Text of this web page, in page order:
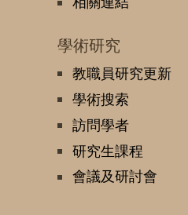
學術研究
教職員研究更新
學術搜索
訪問學者
研究生課程
會議及研討會